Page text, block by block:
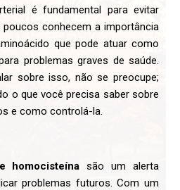
é fundamental para evitar
conhecem a importância
que pode atuar como
problemas graves de saúde.
sobre isso, não se preocupe;
o que você precisa saber sobre
e como controlá-la.
homocisteína são um alerta
problemas futuros. Com um